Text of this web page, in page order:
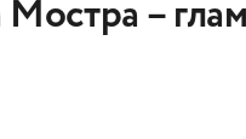
Мостра –